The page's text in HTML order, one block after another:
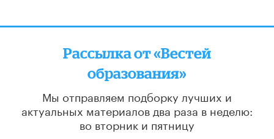
Рассылка от «Вестей
образования»
Мы отправляем подборку лучших и
актуальных материалов два раза в неделю:
во вторник и пятницу